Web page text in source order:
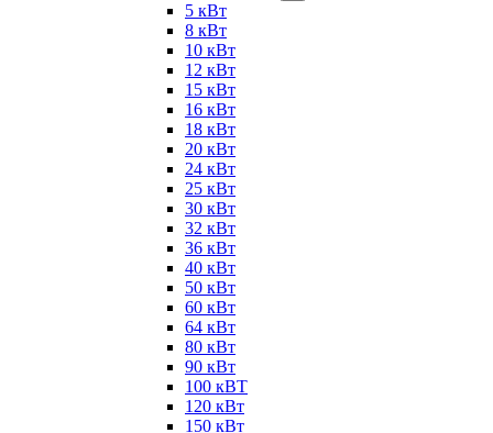
5 кВт
8 кВт
10 кВт
12 кВт
15 кВт
16 кВт
18 кВт
20 кВт
24 кВт
25 кВт
30 кВт
32 кВт
36 кВт
40 кВт
50 кВт
60 кВт
64 кВт
80 кВт
90 кВт
100 кВТ
120 кВт
150 кВт